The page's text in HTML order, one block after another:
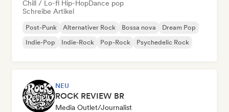
Chill / Lo-fi Hip-HopDance pop
Schreibe Artikel
Post-Punk Alternativer Rock Bossa nova
Dream Pop
Indie-Pop
Indie-Rock Pop-Rock Psychedelic Rock
NEU
ROCK REVIEW BR
Media Outlet/Journalist